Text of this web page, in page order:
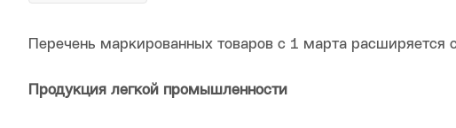
Перечень маркированных товаров с 1 марта расширяется
Продукция легкой промышленности